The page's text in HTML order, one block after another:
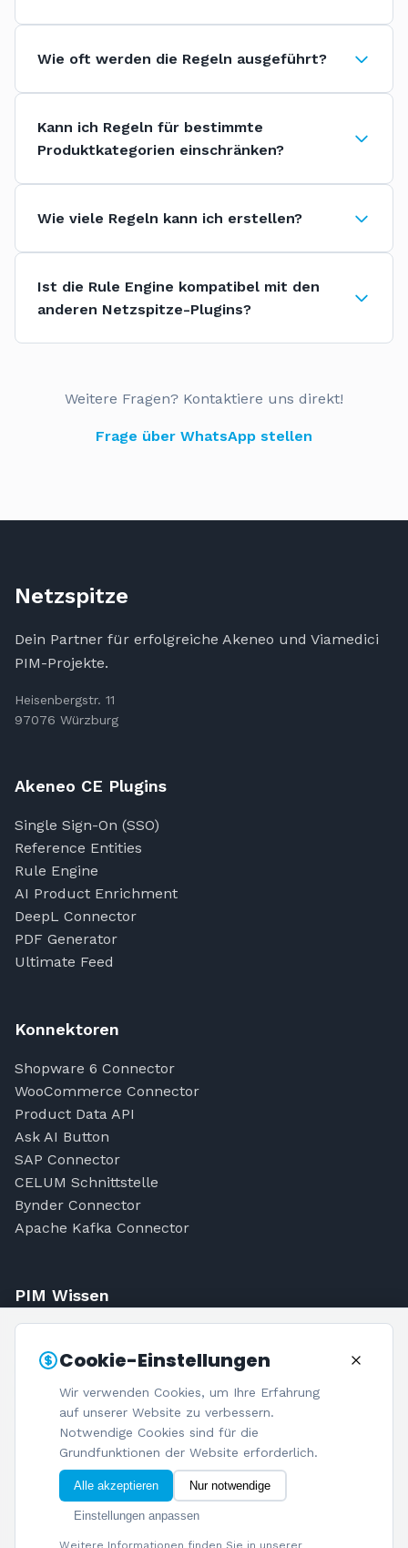
Wie oft werden die Regeln ausgeführt?
Kann ich Regeln für bestimmte
Produktkategorien einschränken?
Wie viele Regeln kann ich erstellen?
Ist die Rule Engine kompatibel mit den
anderen Netzspitze-Plugins?
Weitere Fragen? Kontaktiere uns direkt!
Frage über WhatsApp stellen
Netzspitze
Dein Partner für erfolgreiche Akeneo und Viamedici
PIM-Projekte.
Heisenbergstr. 11
97076 Würzburg
Akeneo CE Plugins
Single Sign-On (SSO)
Reference Entities
Rule Engine
AI Product Enrichment
DeepL Connector
PDF Generator
Ultimate Feed
Konnektoren
Shopware 6 Connector
WooCommerce Connector
Product Data API
Ask AI Button
SAP Connector
CELUM Schnittstelle
Bynder Connector
Apache Kafka Connector
PIM Wissen
PIM Kosten
PIM-Quiz
© 2026 Netzspitze GmbH. Alle Rechte vorbehalten.
ImpressumDatenschutzCookie-Einstellungen
Cookie-Einstellungen
Wir verwenden Cookies, um Ihre Erfahrung
auf unserer Website zu verbessern.
Notwendige Cookies sind für die
Grundfunktionen der Website erforderlich.
Alle akzeptieren Nur notwendige
Einstellungen anpassen
Weitere Informationen finden Sie in unserer